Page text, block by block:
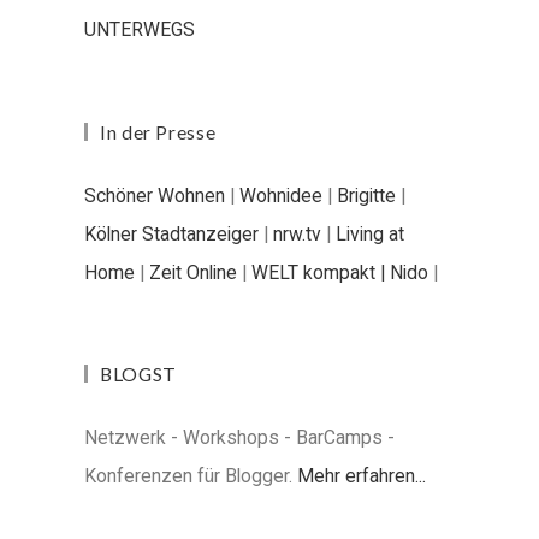
UNTERWEGS
In der Presse
Schöner Wohnen | Wohnidee | Brigitte |
Kölner Stadtanzeiger | nrw.tv | Living at
Home | Zeit Online | WELT kompakt | Nido |
BLOGST
Netzwerk - Workshops - BarCamps -
Konferenzen für Blogger. Mehr erfahren...